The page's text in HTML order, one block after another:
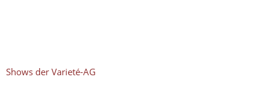
Shows der Varieté-AG